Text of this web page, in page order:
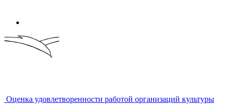
Оценка удовлетворенности работой организаций культуры